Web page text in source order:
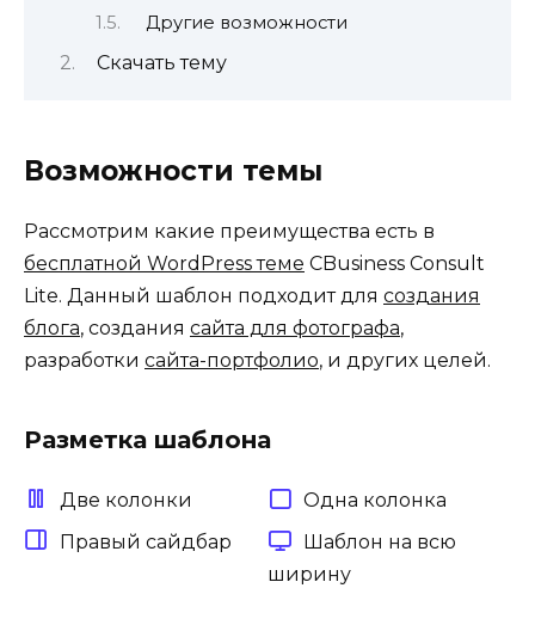
Другие возможности
Скачать тему
Возможности темы
Рассмотрим какие преимущества есть в
бесплатной WordPress теме CBusiness Consult
Lite. Данный шаблон подходит для создания
блога, создания сайта для фотографа,
разработки сайта-портфолио, и других целей.
Разметка шаблона
Две колонки
Одна колонка
Правый сайдбар
Шаблон на всю
ширину